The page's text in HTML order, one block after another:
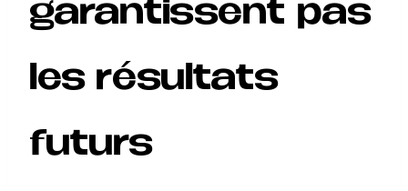
garantissent pas
les résultats
futurs